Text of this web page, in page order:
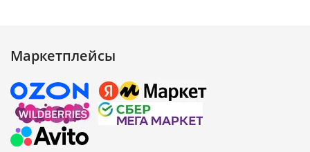
Маркетплейсы